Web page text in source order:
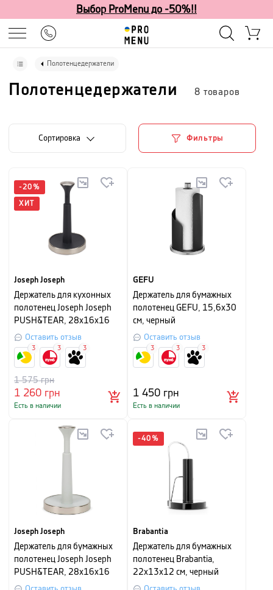
Выбор ProMenu до -50%!!
Полотенцедержатели
Полотенцедержатели 8 товаров
Cортировка Фильтры
-20 %
ХИТ
Joseph Joseph
Держатель для кухонных
полотенец Joseph Joseph
PUSH&TEAR, 28x16x16
см, темно-серый
Оставить отзыв
1 260 грн
1 575грн
Есть в наличии
3 3 3
GEFU
Держатель для бумажных
полотенец GEFU, 15,6х30
см, черный
Оставить отзыв
1 450 грн
Есть в наличии
3 3 3
Joseph Joseph
Держатель для бумажных
полотенец Joseph Joseph
PUSH&TEAR, 28х16х16
см, светло-серый
-40 %
Brabantia
Держатель для бумажных
полотенец Brabantia,
22х13х12 см, черный